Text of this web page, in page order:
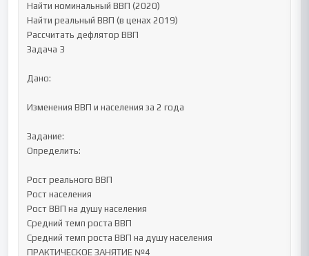
Найти номинальный ВВП (2020)
Найти реальный ВВП (в ценах 2019)
Рассчитать дефлятор ВВП
Задача 3
Дано:
Изменения ВВП и населения за 2 года
Задание:
Определить:
Рост реального ВВП
Рост населения
Рост ВВП на душу населения
Средний темп роста ВВП
Средний темп роста ВВП на душу населения
ПРАКТИЧЕСКОЕ ЗАНЯТИЕ №4